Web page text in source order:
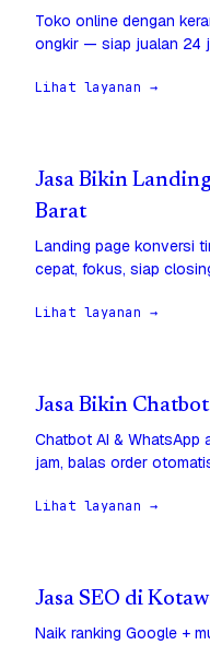
Toko online dengan
ongkir — siap jualan 24
Lihat layanan →
Jasa Bikin
Barat
Landing page konversi
cepat, fokus, siap
Lihat layanan →
Jasa Bikin
Chatbot AI &
jam, balas order
Lihat layanan →
Jasa SEO di
Naik ranking Google +